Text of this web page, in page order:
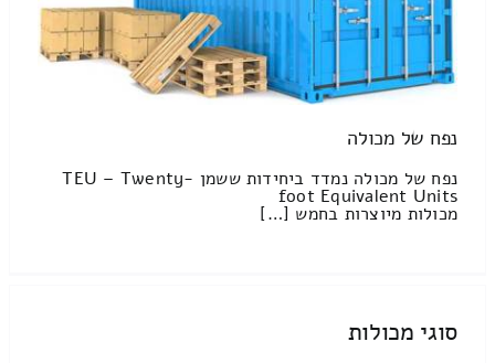
נפח של מכולה
נפח של מכולה נמדד ביחידות ששמן TEU – Twenty-
foot Equivalent Units
מכולות מיוצרות בחמש […]
סוגי מכולות